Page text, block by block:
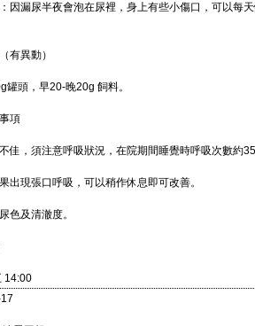
因漏尿半夜會泡在尿裡，身上有些小傷口，可以每
有異動）
罐頭，早20-晚20g 飼料。
項
佳，須注意呼吸狀況，在院期間睡覺時呼吸次數約
出現張口呼吸，可以稍作休息即可改善。
色及清澈度。
14:00